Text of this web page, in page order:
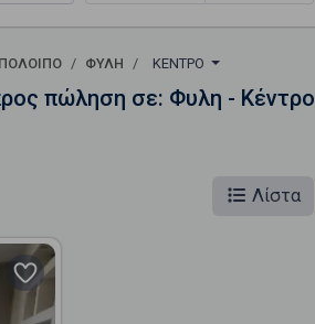
ΦΥΛΗ ΚΈΝΤΡΟ
πώληση σε: Φυλη - Κέντρο
Λίστα